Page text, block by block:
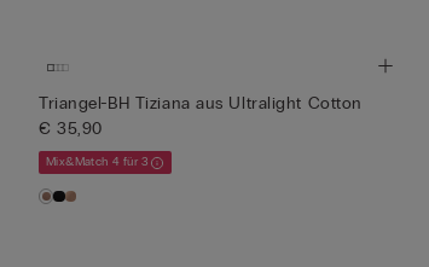
Triangel-BH Tiziana aus Ultralight Cotton
€ 35,90
Mix&Match 4 für 3